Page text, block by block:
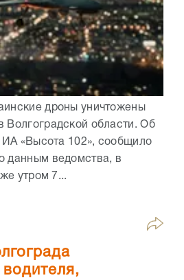
дроны уничтожены
области. Об
ИА «Высота 102», сообщило
данным ведомства, в
утром 7...